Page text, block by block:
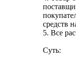
средств
5. Все
Суть: